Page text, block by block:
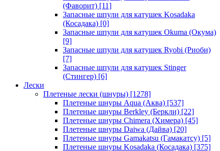
(Фаворит) [11]
Запасные шпули для катушек Kosadaka
(Косадака) [0]
Запасные шпули для катушек Okuma (Окума)
[9]
Запасные шпули для катушек Ryobi (Риоби)
[7]
Запасные шпули для катушек Stinger
(Стингер) [6]
Лески
Плетеные лески (шнуры) [1278]
Плетеные шнуры Aqua (Аква) [537]
Плетеные шнуры Berkley (Беркли) [22]
Плетеные шнуры Chimera (Химера) [45]
Плетеные шнуры Daiwa (Дайва) [20]
Плетеные шнуры Gamakatsu (Гамакатсу) [5]
Плетеные шнуры Kosadaka (Косадака) [375]